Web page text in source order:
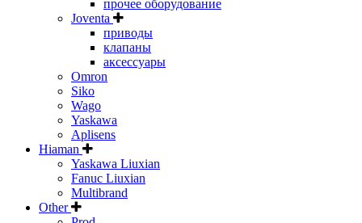
прочее оборудование
Joventa
приводы
клапаны
аксессуары
Omron
Siko
Wago
Yaskawa
Aplisens
Hiaman
Yaskawa Liuxian
Fanuc Liuxian
Multibrand
Other